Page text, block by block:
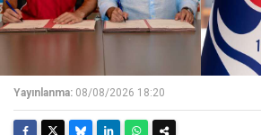
Yayınlanma: 08/08/2026 18:20